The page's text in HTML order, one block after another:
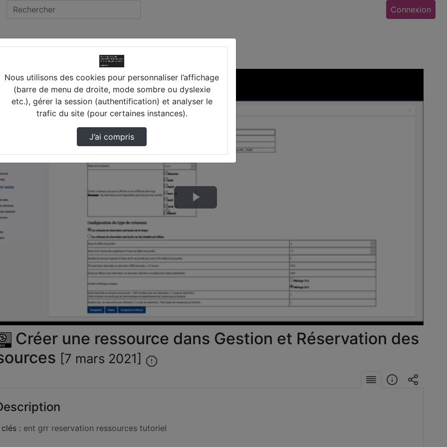
Connexion
Gestion et Réservat…
Lire
vidéo
Créer une ressource dans Gestion et Réservation des
[7 mars 2021]
: ent grr reservation ressources tutoriel
Nous utilisons des cookies pour personnaliser l’affichage
(barre de menu de droite, mode sombre ou dyslexie
etc.), gérer la session (authentification) et analyser le
trafic du site (pour certaines instances).
J’ai compris